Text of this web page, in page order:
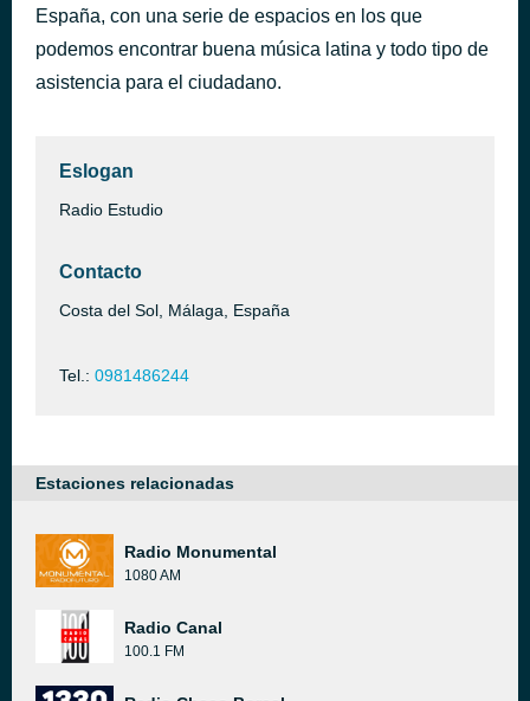
España, con una serie de espacios en los que
podemos encontrar buena música latina y todo tipo de
asistencia para el ciudadano.
Eslogan
Radio Estudio
Contacto
Costa del Sol, Málaga, España
Tel.: 0981486244
Estaciones relacionadas
Radio Monumental
1080 AM
Radio Canal
100.1 FM